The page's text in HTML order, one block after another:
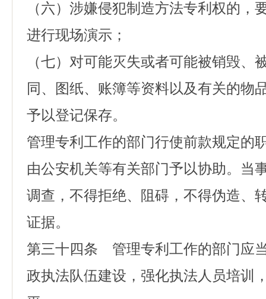
（六）涉嫌侵犯制造方法专利权的，
进行现场演示；
（七）对可能灭失或者可能被销毁、
同、图纸、账簿等资料以及有关的物
予以登记保存。
管理专利工作的部门行使前款规定的
由公安机关等有关部门予以协助。当
调查，不得拒绝、阻碍，不得伪造、
证据。
第三十四条 管理专利工作的部门应
政执法队伍建设，强化执法人员培训